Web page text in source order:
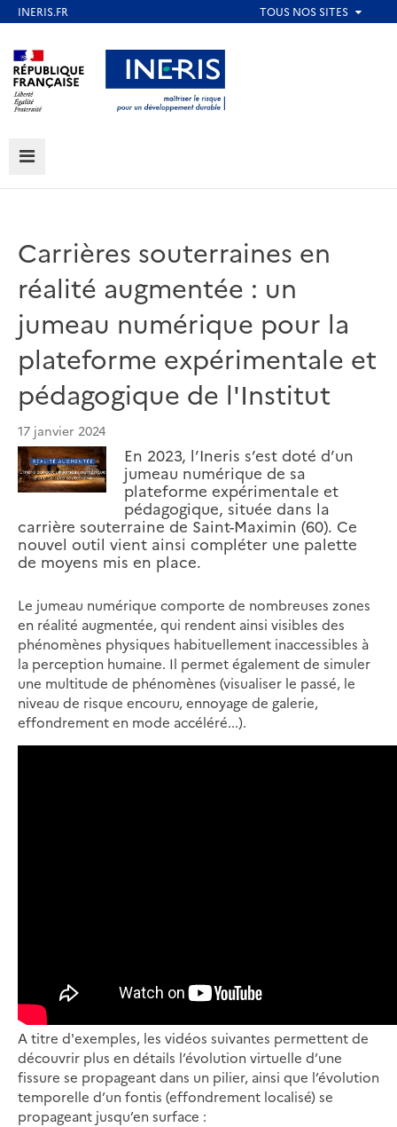
au
contenu
principal
Aller au contenu Aller au menu
Aller au pied de page
MENU
Carrières souterraines en
réalité augmentée : un
jumeau numérique pour la
plateforme expérimentale et
pédagogique de l'Institut
17 janvier 2024
En 2023, l’Ineris s’est doté d’un
jumeau numérique de sa
plateforme expérimentale et
pédagogique, située dans la
carrière souterraine de Saint-Maximin (60). Ce
nouvel outil vient ainsi compléter une palette
de moyens mis en place.
Le jumeau numérique comporte de nombreuses zones
en réalité augmentée, qui rendent ainsi visibles des
phénomènes physiques habituellement inaccessibles à
la perception humaine. Il permet également de simuler
une multitude de phénomènes (visualiser le passé, le
niveau de risque encouru, ennoyage de galerie,
effondrement en mode accéléré...).
A titre d'exemples, les vidéos suivantes permettent de
découvrir plus en détails l’évolution virtuelle d’une
fissure se propageant dans un pilier, ainsi que l’évolution
temporelle d’un fontis (effondrement localisé) se
propageant jusqu’en surface :